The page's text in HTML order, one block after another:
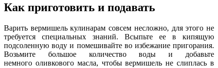
Как приготовить и подавать
Варить вермишель кулинарам совсем несложно, для этого не
требуется специальных знаний. Всыпьте ее в кипящую
подсоленную воду и помешивайте во избежание пригорания.
Возьмите большое количество воды и добавьте
немного оливкового масла, чтобы вермишель не слиплась в